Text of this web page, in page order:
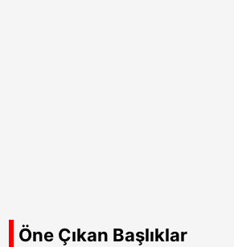
Öne Çıkan Başlıklar